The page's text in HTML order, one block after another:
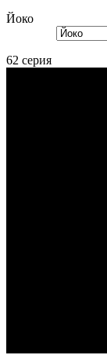
Йоко
62 серия